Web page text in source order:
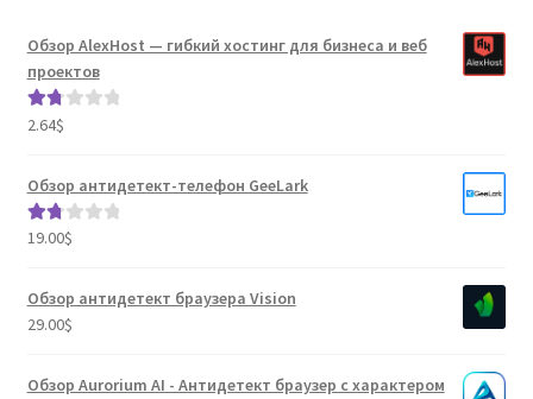
Обзор AlexHost — гибкий хостинг для бизнеса и веб
проектов
Оце
1.80
из 5
2.64$
Обзор антидетект-телефон GeeLark
Оце
1.80
19.00$
Обзор антидетект браузера Vision
29.00$
Обзор Aurorium AI - Антидетект браузер с характером